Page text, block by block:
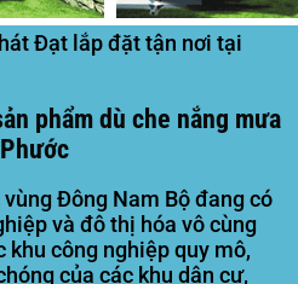
Đạt lắp đặt tận nơi tại
phẩm dù che nắng mưa
Đông Nam Bộ đang có
và đô thị hóa vô cùng
khu công nghiệp quy mô,
của các khu dân cư,